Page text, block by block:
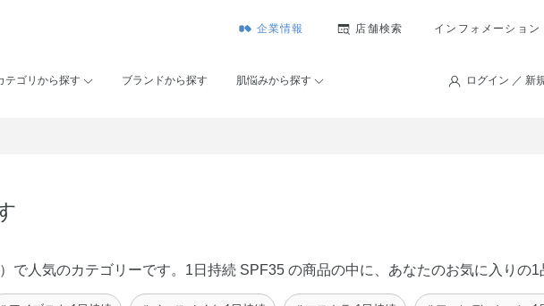
企業情報 店舗検索 インフォメーション
テゴリから探す ブランドから探す 肌悩みから探す ログイン ／ 新
で人気のカテゴリーです。1日持続 SPF35 の商品の中に、あなたのお気に入りの1